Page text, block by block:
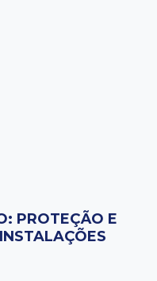
PROTEÇÃO E